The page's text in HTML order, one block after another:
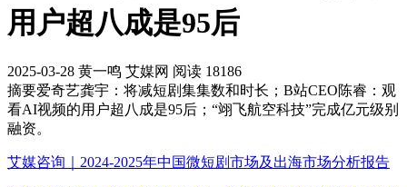
用户超八成是95后
2025-03-28 黄一鸣 艾媒网 阅读 18186
摘要爱奇艺龚宇：将减短剧集集数和时长；B站CEO陈睿：观
看AI视频的用户超八成是95后；“翊飞航空科技”完成亿元级别
融资。
艾媒咨询｜2024-2025年中国微短剧市场及出海市场分析报告